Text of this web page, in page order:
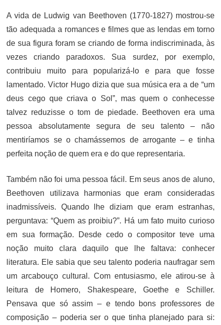
A vida de Ludwig van Beethoven (1770-1827) mostrou-se
tão adequada a romances e filmes que as lendas em torno
de sua figura foram se criando de forma indiscriminada, às
vezes criando paradoxos. Sua surdez, por exemplo,
contribuiu muito para popularizá-lo e para que fosse
lamentado. Victor Hugo dizia que sua música era a de “um
deus cego que criava o Sol”, mas quem o conhecesse
talvez reduzisse o tom de piedade. Beethoven era uma
pessoa absolutamente segura de seu talento – não
mentiríamos se o chamássemos de arrogante – e tinha
perfeita noção de quem era e do que representaria.
Também não foi uma pessoa fácil. Em seus anos de aluno,
Beethoven utilizava harmonias que eram consideradas
inadmissíveis. Quando lhe diziam que eram estranhas,
perguntava: “Quem as proibiu?”. Há um fato muito curioso
em sua formação. Desde cedo o compositor teve uma
noção muito clara daquilo que lhe faltava: conhecer
literatura. Ele sabia que seu talento poderia naufragar sem
um arcabouço cultural. Com entusiasmo, ele atirou-se à
leitura de Homero, Shakespeare, Goethe e Schiller.
Pensava que só assim – e tendo bons professores de
composição – poderia ser o que tinha planejado para si: